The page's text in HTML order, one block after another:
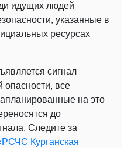
идущих людей
указанные в
ресурсах
сигнал
опасности, все
на это
до
Следите за
Курганская